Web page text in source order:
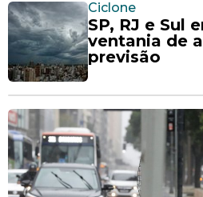
Ciclone
SP, RJ e Sul
ventania de
previsão